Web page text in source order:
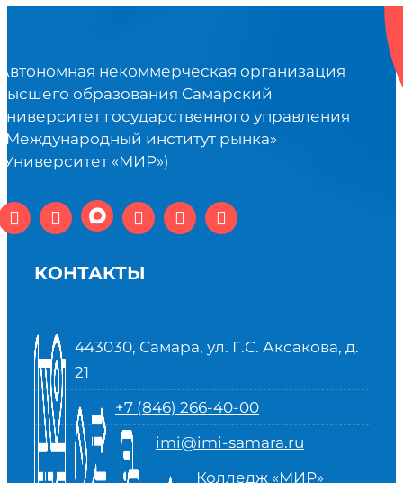
некоммерческая организация
образования Самарский
государственного управления
институт рынка»
«МИР»)
КОНТАКТЫ
443030, Самара, ул. Г.С. Аксакова, д.
21
+7 (846) 266-40-00
imi@imi-samara.ru
Колледж «МИР»